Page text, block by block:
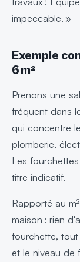
impeccable. »
Exemple
6 m²
Prenons une
fréquent dans
qui concentre
plomberie,
Les
titre indicatif.
Rapporté au
maison : rien
fourchette,
et le niveau de